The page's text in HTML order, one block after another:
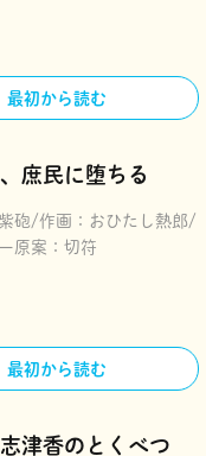
最初から読む
庶民に堕ちる
砲 作画： おひたし熱郎
原案： 切符
最初から読む
津香のとくべつ